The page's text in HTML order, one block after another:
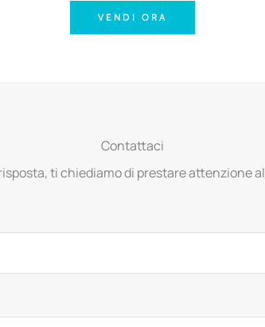
VENDI ORA
Contattaci
ti chiediamo di prestare attenzione